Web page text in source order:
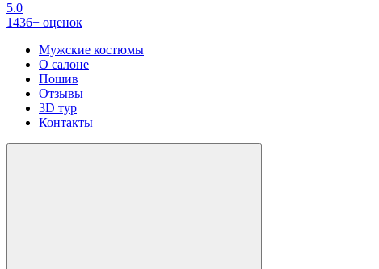
5.0
1436+ оценок
Мужские костюмы
О салоне
Пошив
Отзывы
3D тур
Контакты